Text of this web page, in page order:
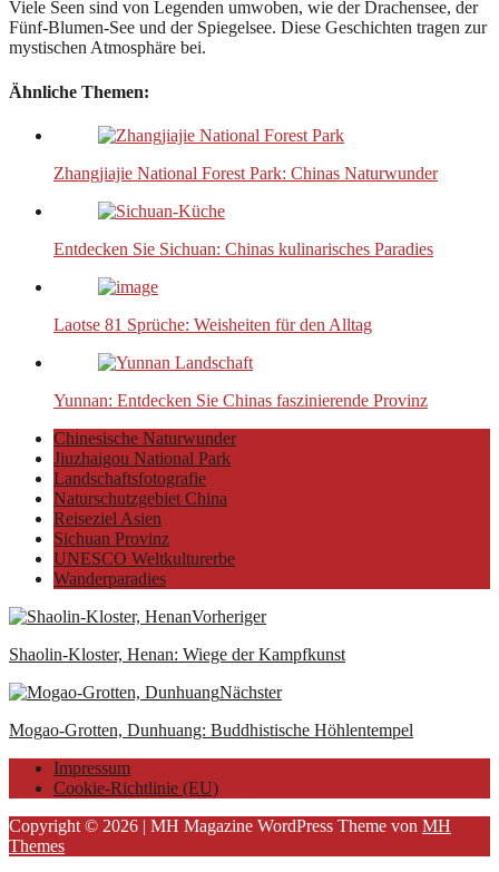
Viele Seen sind von Legenden umwoben, wie der Drachensee, der
Fünf-Blumen-See und der Spiegelsee. Diese Geschichten tragen zur
mystischen Atmosphäre bei.
Ähnliche Themen:
Zhangjiajie National Forest Park: Chinas Naturwunder
Entdecken Sie Sichuan: Chinas kulinarisches Paradies
Laotse 81 Sprüche: Weisheiten für den Alltag
Yunnan: Entdecken Sie Chinas faszinierende Provinz
Chinesische Naturwunder
Jiuzhaigou National Park
Landschaftsfotografie
Naturschutzgebiet China
Reiseziel Asien
Sichuan Provinz
UNESCO Weltkulturerbe
Wanderparadies
Vorheriger
Shaolin-Kloster, Henan: Wiege der Kampfkunst
Nächster
Mogao-Grotten, Dunhuang: Buddhistische Höhlentempel
Impressum
Cookie-Richtlinie (EU)
Copyright © 2026 | MH Magazine WordPress Theme von MH
Themes